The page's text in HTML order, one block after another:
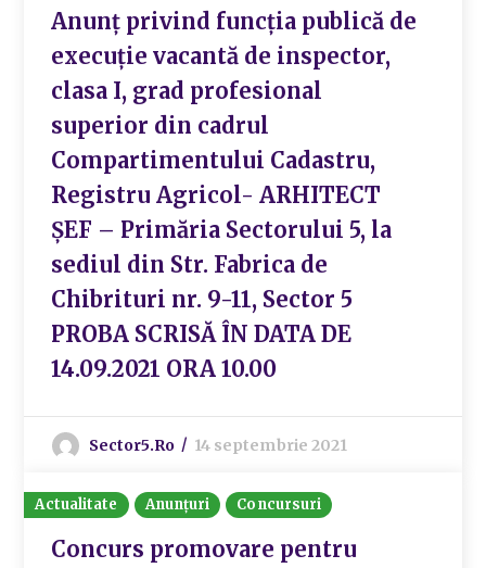
Anunț privind funcția publică de
execuție vacantă de inspector,
clasa I, grad profesional
superior din cadrul
Compartimentului Cadastru,
Registru Agricol- ARHITECT
ȘEF – Primăria Sectorului 5, la
sediul din Str. Fabrica de
Chibrituri nr. 9-11, Sector 5
PROBA SCRISĂ ÎN DATA DE
14.09.2021 ORA 10.00
Sector5.ro 14 septembrie 2021
Actualitate Anunțuri Concursuri
Concurs promovare pentru